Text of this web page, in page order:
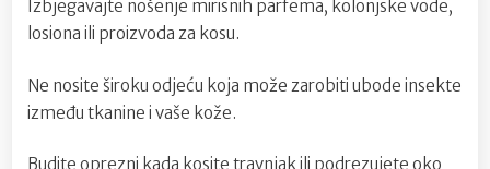
Izbjegavajte nošenje mirisnih parfema, kolonjske vode,
losiona ili proizvoda za kosu.
Ne nosite široku odjeću koja može zarobiti ubode insekte
između tkanine i vaše kože.
Budite oprezni kada kosite travnjak ili podrezujete oko